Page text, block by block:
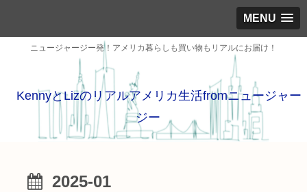
MENU
ニュージャージー発！アメリカ暮らしも買い物もリアルにお届け！
KennyとLizのリアルアメリカ生活fromニュージャー
ジー
2025-01